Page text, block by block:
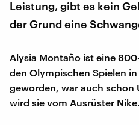
Leistung, gibt es kein
der Grund eine
Alysia Montaño ist eine
den Olympischen Spielen
geworden, war auch schon
wird sie vom Ausrüster Nike.